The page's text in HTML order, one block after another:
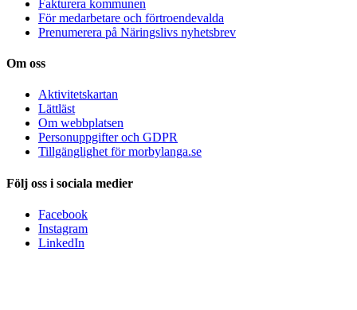
Fakturera kommunen
För medarbetare och förtroendevalda
Prenumerera på Näringslivs nyhetsbrev
Om oss
Aktivitetskartan
Lättläst
Om webbplatsen
Personuppgifter och GDPR
Tillgänglighet för morbylanga.se
Följ oss i sociala medier
Facebook
Instagram
LinkedIn